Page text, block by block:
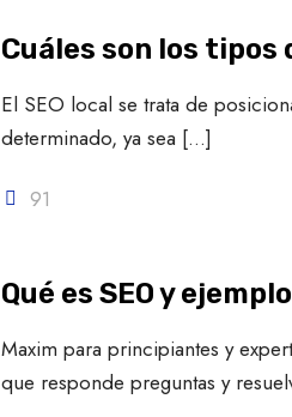
Cuáles son los tipos
El SEO local se trata de
determinado, ya sea […]
91
Qué es SEO y ejemplo
Maxim para principiantes y
que responde preguntas y